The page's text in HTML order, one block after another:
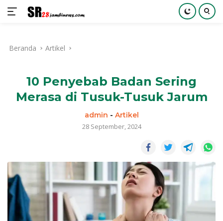
kontenBeranda Artikel
10 Penyebab Badan Sering
Merasa di Tusuk-Tusuk Jarum
admin - Artikel
28 September, 2024